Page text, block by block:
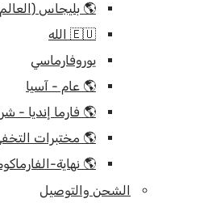
🌎 بليجاس
🇪🇺 الله
يوروفارماسي
🌎 عام - آسيا
🌎 فارما إنديا -
🌎 مختبرات
🌎 نهاية-
الشحن والتوصيل